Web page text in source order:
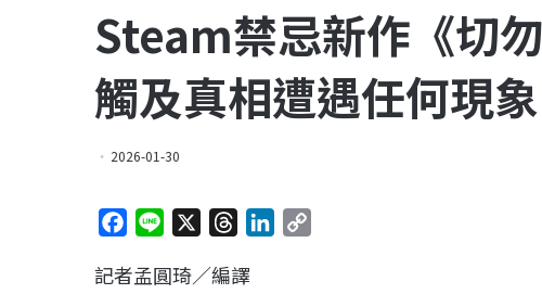
Steam禁忌新作《切
觸及真相遭遇任何現象
2026-01-30
c
n
r
記者孟圓琦／編譯